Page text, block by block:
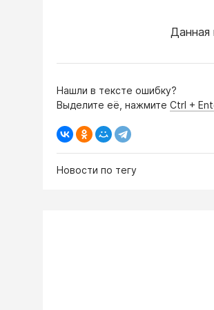
Данная
Нашли в тексте ошибку?
Выделите её, нажмите Ctrl +
Новости по тегу